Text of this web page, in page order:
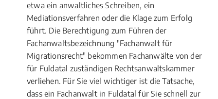
etwa ein anwaltliches Schreiben, ein
Mediationsverfahren oder die Klage zum Erfolg
führt. Die Berechtigung zum Führen der
Fachanwaltsbezeichnung "Fachanwalt für
Migrationsrecht" bekommen Fachanwälte von der
für Fuldatal zuständigen Rechtsanwaltskammer
verliehen. Für Sie viel wichtiger ist die Tatsache,
dass ein Fachanwalt in Fuldatal für Sie schnell zur